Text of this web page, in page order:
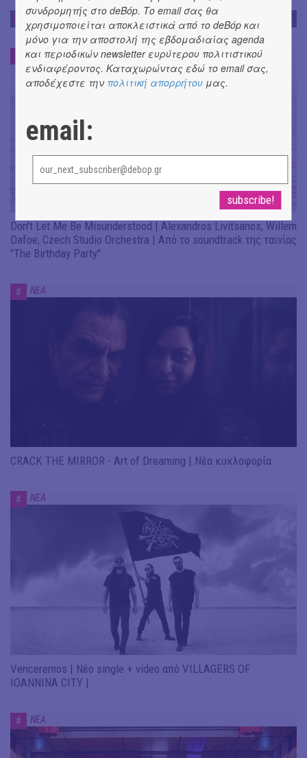
ΝΕΑ
ΝΕΑ
Don't Let Me Be Misunderstood | Alexandros Livitsanos, Willem
Dafoe, Czech Studio Orchestra | Από το soundtrack της ταινίας
"The Birthday Party"
# ΝΕΑ
CRACK THE MIRROR - Art of Dreaming | Νέα κυκλοφορία
# ΝΕΑ
Venceremos | Νέο single + video από VILLAGERS OF
IOANNINA CITY |
# ΝΕΑ
συνδρομητής στο deBόp. Το email σας θα
χρησιμοποιείται αποκλειστικά από το deBόp και
μόνο για την αποστολή της εβδομαδιαίας agenda
και περιοδικών newsletter ευρύτερου πολιτιστικού
ενδιαφέροντος. Καταχωρώντας εδώ το email σας,
αποδέχεστε την πολιτική απορρήτου μας.
email: